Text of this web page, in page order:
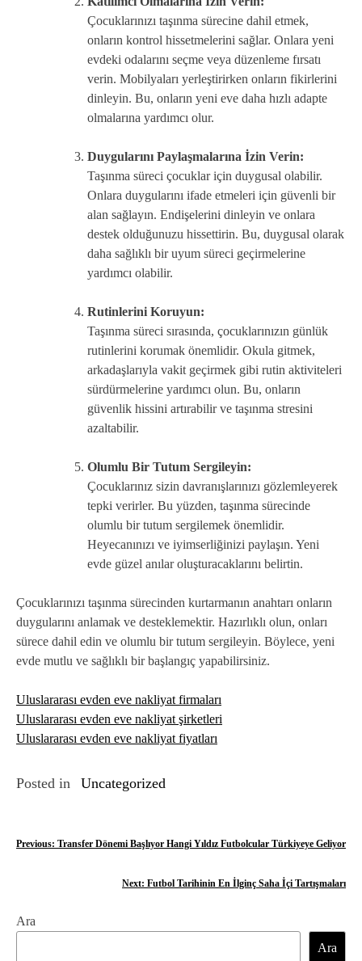
Çocuklarınızı taşınma sürecine dahil etmek,
onların kontrol hissetmelerini sağlar. Onlara yeni
evdeki odalarını seçme veya düzenleme fırsatı
verin. Mobilyaları yerleştirirken onların fikirlerini
dinleyin. Bu, onların yeni eve daha hızlı adapte
olmalarına yardımcı olur.
Duygularını Paylaşmalarına İzin Verin:
Taşınma süreci çocuklar için duygusal olabilir.
Onlara duygularını ifade etmeleri için güvenli bir
alan sağlayın. Endişelerini dinleyin ve onlara
destek olduğunuzu hissettirin. Bu, duygusal olarak
daha sağlıklı bir uyum süreci geçirmelerine
yardımcı olabilir.
Rutinlerini Koruyun:
Taşınma süreci sırasında, çocuklarınızın günlük
rutinlerini korumak önemlidir. Okula gitmek,
arkadaşlarıyla vakit geçirmek gibi rutin aktiviteleri
sürdürmelerine yardımcı olun. Bu, onların
güvenlik hissini artırabilir ve taşınma stresini
azaltabilir.
Olumlu Bir Tutum Sergileyin:
Çocuklarınız sizin davranışlarınızı gözlemleyerek
tepki verirler. Bu yüzden, taşınma sürecinde
olumlu bir tutum sergilemek önemlidir.
Heyecanınızı ve iyimserliğinizi paylaşın. Yeni
evde güzel anılar oluşturacaklarını belirtin.
Çocuklarınızı taşınma sürecinden kurtarmanın anahtarı onların
duygularını anlamak ve desteklemektir. Hazırlıklı olun, onları
sürece dahil edin ve olumlu bir tutum sergileyin. Böylece, yeni
evde mutlu ve sağlıklı bir başlangıç yapabilirsiniz.
Uluslararası evden eve nakliyat firmaları
Uluslararası evden eve nakliyat şirketleri
Uluslararası evden eve nakliyat fiyatları
Posted in Uncategorized
Y
ı
Previous: Transfer Dönemi Başlıyor Hangi Yıldız Futbolcular Türkiyeye Geliyor
Next: Futbol Tarihinin En İlginç Saha İçi Tartışmaları
Ara
Ara